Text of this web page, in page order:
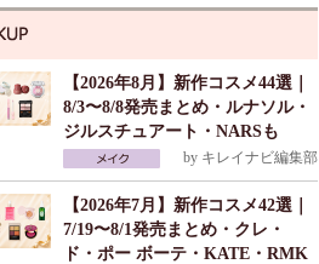
【2026年8月】新作コスメ44選｜
8/3〜8/8発売まとめ・ルナソル・
ジルスチュアート・NARSも
by キレイナビ編集部
【2026年7月】新作コスメ42選｜
7/19〜8/1発売まとめ・クレ・
ド・ポー ボーテ・KATE・RMK